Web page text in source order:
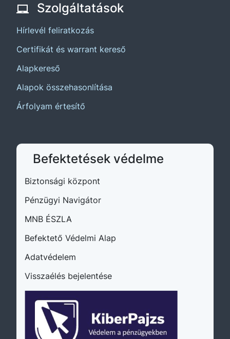
Szolgáltatások
Hírlevél feliratkozás
Certifikát és warrant kereső
Alapkereső
Alapok összehasonlítása
Árfolyam értesítő
Befektetések védelme
Biztonsági központ
Pénzügyi Navigátor(külső oldalra ugrik)
MNB ÉSZLA
Befektető Védelmi Alap
Adatvédelem
Visszaélés bejelentése(külső oldalra ugrik)